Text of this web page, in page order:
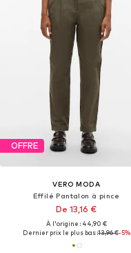
OFFRE
VERO MODA
Effilé Pantalon à pince
De 13,16 €
À l'origine : 44,90 €
Dernier prix le plus bas :13,96 €-5%